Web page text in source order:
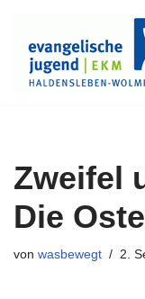
Zum
Inhalt
springen
Zweifel
Die
von wasbewegt 2.